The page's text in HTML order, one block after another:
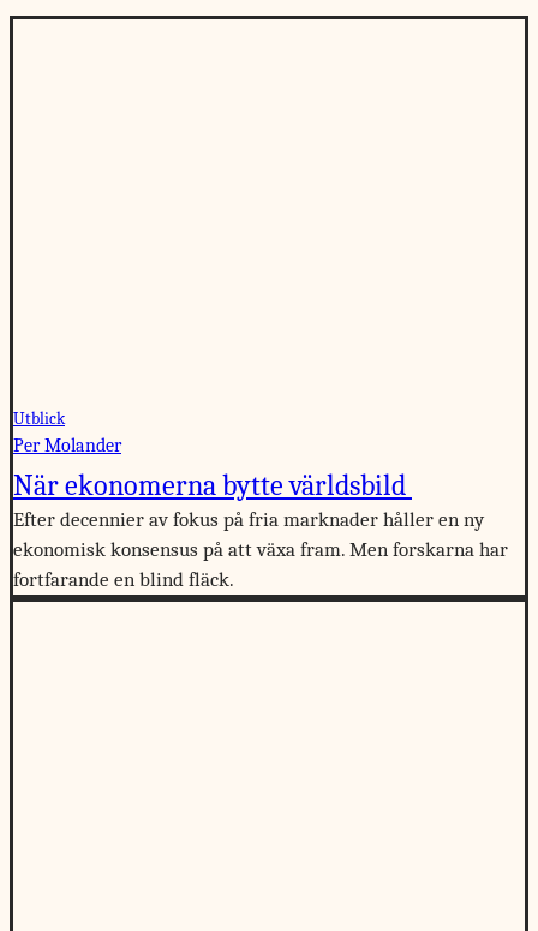
Utblick
Per Molander
När ekonomerna bytte världsbild
Efter decennier av fokus på fria marknader håller en ny
ekonomisk konsensus på att växa fram. Men forskarna har
fortfarande en blind fläck.